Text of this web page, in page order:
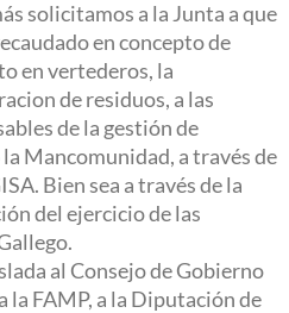
solicitamos a la Junta a que
en concepto de
en vertederos, la
de residuos, a las
de la gestión de
Mancomunidad, a través de
Bien sea a través de la
del ejercicio de las
al Consejo de Gobierno
la FAMP, a la Diputación de